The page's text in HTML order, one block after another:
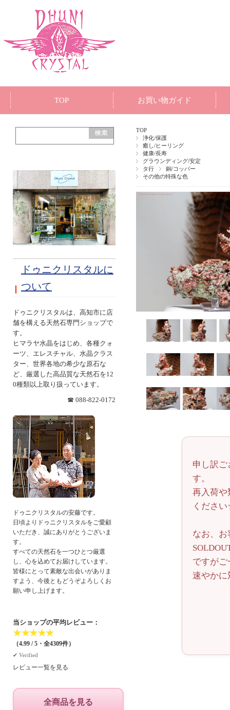
TOP お買い物ガイド
TOP
浄化/保護
癒し/ヒーリング
健康/長寿
グラウンディング/安定
タ行
銅/コッパー
その他の特殊な色
申し訳
す。
再入荷や
くださ
なお、
ですが
速やかに
ドゥニクリスタルに
ついて
ドゥニクリスタルは、高知市に店
舗を構える天然石専門ショップで
す。
ヒマラヤ水晶をはじめ、各種クォ
ーツ、エレスチャル、水晶クラス
ター、世界各地の希少な原石な
ど、厳選した高品質な天然石を12
0種類以上取り扱っています。
☎ 088-822-0172
ドゥニクリスタルの安藤です。
日頃よりドゥニクリスタルをご愛顧
いただき、誠にありがとうございま
す。
すべての天然石を一つひとつ厳選
し、心を込めてお届けしています。
皆様にとって素敵な出会いがありま
すよう、今後ともどうぞよろしくお
願い申し上げます。
当ショップの平均レビュー：
★★★★★
（4.99 / 5・全4309件）
✔︎ Verified
レビュー一覧を見る
全商品を見る